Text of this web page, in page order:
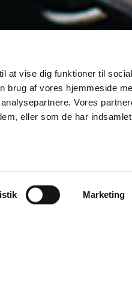
at vise dig funktioner til
brug af vores hjemmeside
Vores
eller som de har
Marketing